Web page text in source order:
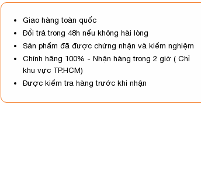
Giao hàng toàn quốc
Đổi trả trong 48h nếu không hài lòng
Sản phẩm đã được chứng nhận và kiểm nghiệm
Chính hãng 100% - Nhận hàng trong 2 giờ ( Chỉ
khu vực TP.HCM)
Được kiểm tra hàng trước khi nhận